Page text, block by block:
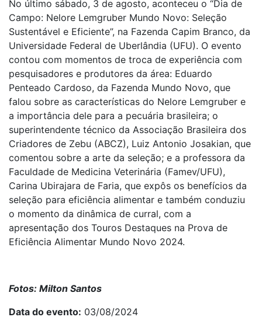
No último sábado, 3 de agosto, aconteceu o “Dia de
Campo: Nelore Lemgruber Mundo Novo: Seleção
Sustentável e Eficiente”, na Fazenda Capim Branco, da
Universidade Federal de Uberlândia (UFU). O evento
contou com momentos de troca de experiência com
pesquisadores e produtores da área: Eduardo
Penteado Cardoso, da Fazenda Mundo Novo, que
falou sobre as características do Nelore Lemgruber e
a importância dele para a pecuária brasileira; o
superintendente técnico da Associação Brasileira dos
Criadores de Zebu (ABCZ), Luiz Antonio Josakian, que
comentou sobre a arte da seleção; e a professora da
Faculdade de Medicina Veterinária (Famev/UFU),
Carina Ubirajara de Faria, que expôs os benefícios da
seleção para eficiência alimentar e também conduziu
o momento da dinâmica de curral, com a
apresentação dos Touros Destaques na Prova de
Eficiência Alimentar Mundo Novo 2024.
Fotos: Milton Santos
Data do evento 03/08/2024